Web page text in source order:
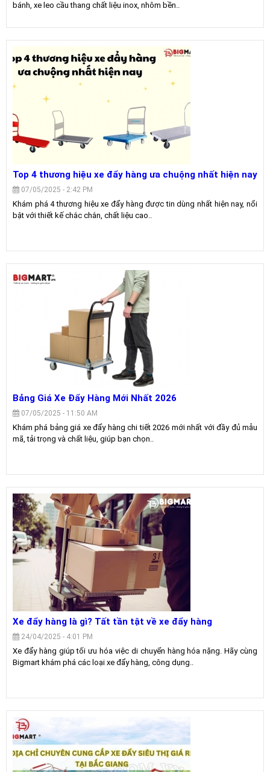
bánh, xe leo cầu thang chất liệu inox, nhôm bền..
Top 4 thương hiệu xe đẩy hàng ưa chuộng nhất hiện nay
07/05/2025 - 2:42 PM
Khám phá 4 thương hiệu xe đẩy hàng được tin dùng nhất hiện nay, nổi
bật với thiết kế chắc chắn, chất liệu cao..
Bảng Giá Xe Đẩy Hàng Mới Nhất 2026
07/05/2025 - 11:50 AM
Khám phá bảng giá xe đẩy hàng chi tiết 2026 mới nhất với đầy đủ mẫu
mã, tải trọng và chất liệu, giúp bạn chọn..
Xe đẩy hàng là gì? Tất tần tật về xe đẩy hàng
24/04/2025 - 4:01 PM
Xe đẩy hàng giúp tối ưu hóa việc di chuyển hàng hóa nặng. Hãy cùng
Bigmart khám phá các loại xe đẩy hàng, công dụng..